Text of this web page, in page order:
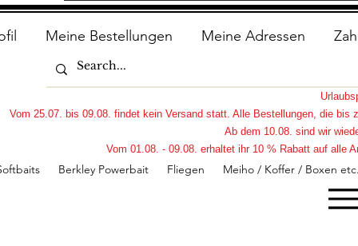
Meine Bestellungen Meine Adressen
Berkley Powerbait Fliegen Meiho / Koffer / Boxen etc.
Vom 25.07. bis 09.08. findet kein Versand statt. Alle Bestellungen, die
Ab dem 10.08. sind wir
Vom 01.08. - 09.08. erhaltet ihr 10 % Rabatt auf alle